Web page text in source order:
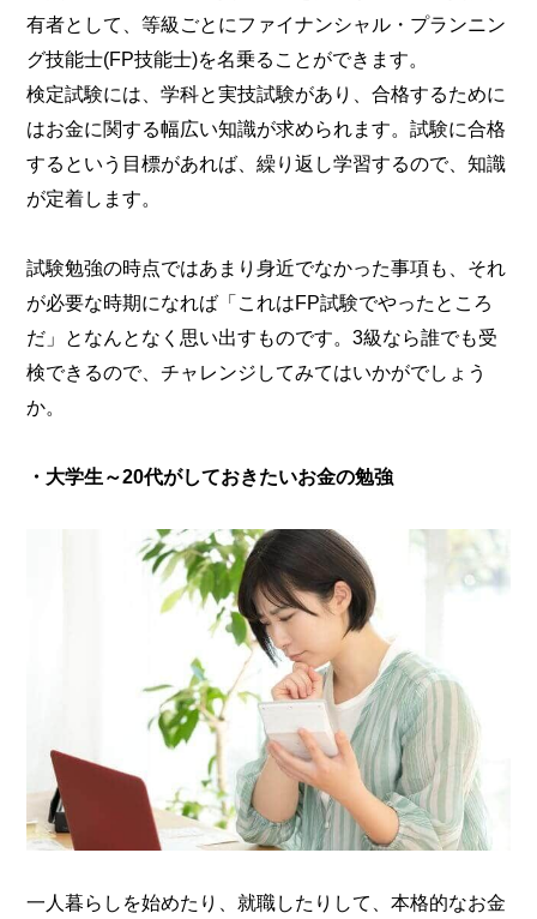
有者として、等級ごとにファイナンシャル・プランニン
グ技能士(FP技能士)を名乗ることができます。
検定試験には、学科と実技試験があり、合格するために
はお金に関する幅広い知識が求められます。試験に合格
するという目標があれば、繰り返し学習するので、知識
が定着します。
試験勉強の時点ではあまり身近でなかった事項も、それ
が必要な時期になれば「これはFP試験でやったところ
だ」となんとなく思い出すものです。3級なら誰でも受
検できるので、チャレンジしてみてはいかがでしょう
か。
・大学生～20代がしておきたいお金の勉強
一人暮らしを始めたり、就職したりして、本格的なお金